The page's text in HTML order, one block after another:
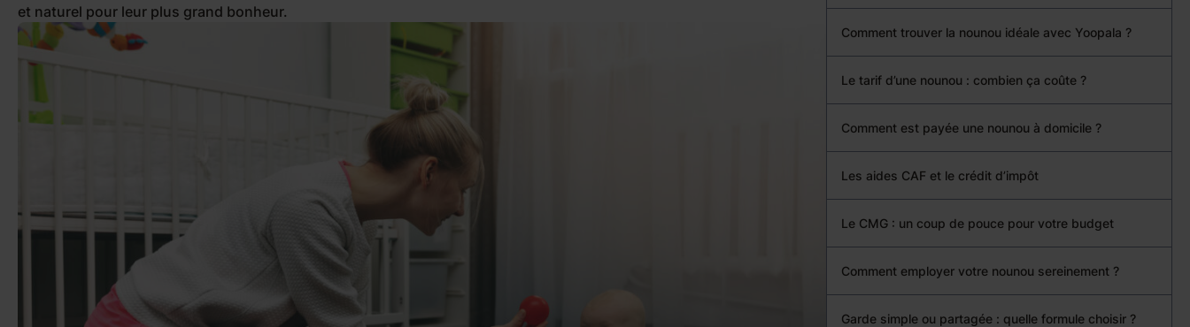
et naturel pour leur plus grand bonheur.
Comment trouver la nounou idéale avec Yoopala ?
Le tarif d’une nounou : combien ça coûte ?
Comment est payée une nounou à domicile ?
Les aides CAF et le crédit d’impôt
Le CMG : un coup de pouce pour votre budget
Comment employer votre nounou sereinement ?
Garde simple ou partagée : quelle formule choisir ?